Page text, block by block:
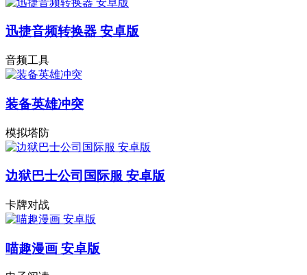
迅捷音频转换器 安卓版
音频工具
装备英雄冲突
模拟塔防
边狱巴士公司国际服 安卓版
卡牌对战
喵趣漫画 安卓版